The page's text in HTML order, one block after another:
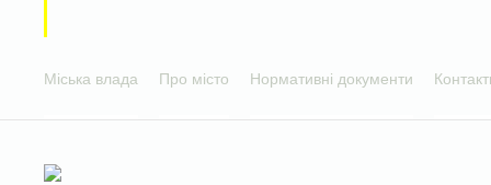
Міська влада Про місто Нормативні документи